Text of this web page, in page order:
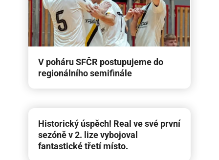
V poháru SFČR postupujeme do
regionálního semifinále
Historický úspěch! Real ve své první
sezóně v 2. lize vybojoval
fantastické třetí místo.